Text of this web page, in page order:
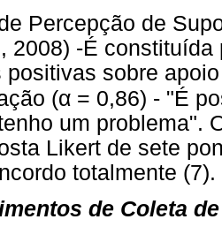
Percepção de
2008) -É
positivas sobre
(α = 0,86) - "É
um problema".
Likert de sete
totalmente (7).
de Coleta